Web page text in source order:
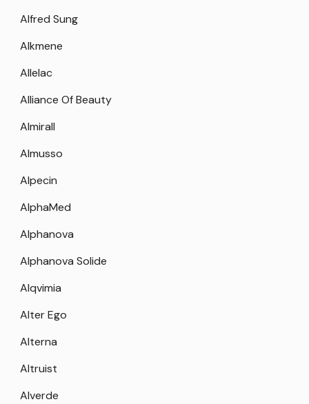
Alfred Sung
Alkmene
Allelac
Alliance Of Beauty
Almirall
Almusso
Alpecin
AlphaMed
Alphanova
Alphanova Solide
Alqvimia
Alter Ego
Alterna
Altruist
Alverde